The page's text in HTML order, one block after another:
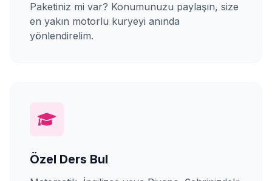
Paketiniz mi var? Konumunuzu paylaşın, size
en yakın motorlu kuryeyi anında
yönlendirelim.
Özel Ders Bul